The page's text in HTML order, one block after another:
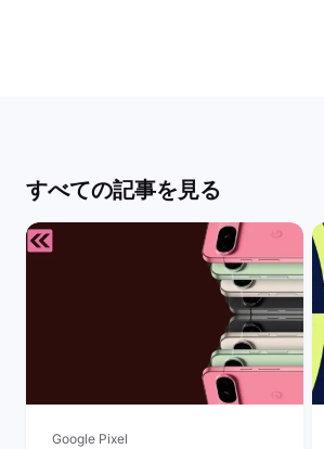
すべての記事を見る
Google Pixel